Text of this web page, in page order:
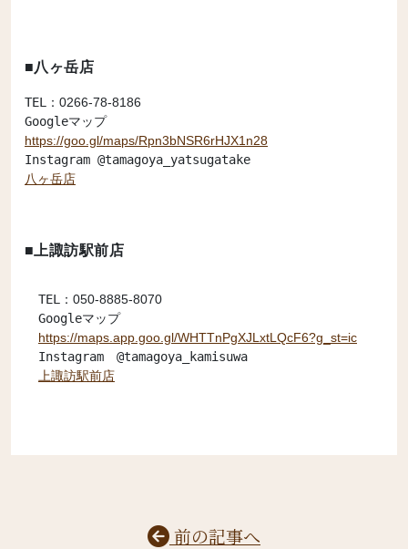
■八ヶ岳店
TEL： 0266-78-8186
https://goo.gl/maps/Rpn3bNSR6rHJX1n28
八ヶ岳店
■上諏訪駅前店
TEL： 050-8885-8070
https://maps.app.goo.gl/WHTTnPgXJLxtLQcF6?g_st=ic
上諏訪駅前店
前の記事へ